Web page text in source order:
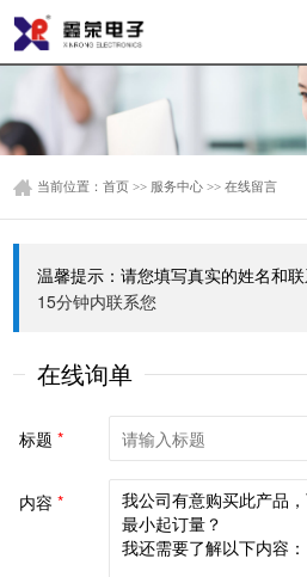
当前位置： 首页 >> 服务中心>> 在线留言